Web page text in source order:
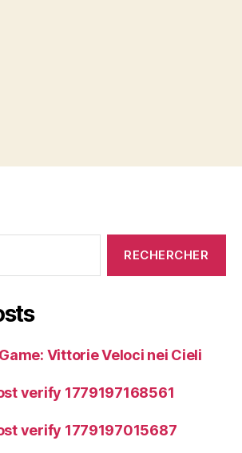
Vittorie Veloci nei Cieli
verify 1779197168561
verify 1779197015687